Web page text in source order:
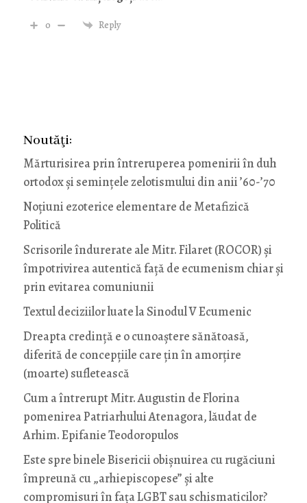
0 Reply
Noutăţi:
Mărturisirea prin întreruperea pomenirii în duh
ortodox și semințele zelotismului din anii ’60-’70
Noţiuni ezoterice elementare de Metafizică
Politică
Scrisorile îndurerate ale Mitr. Filaret (ROCOR) și
împotrivirea autentică față de ecumenism chiar și
prin evitarea comuniunii
Textul deciziilor luate la Sinodul V Ecumenic
Dreapta credință e o cunoaștere sănătoasă,
diferită de concepțiile care țin în amorțire
(moarte) sufletească
Cum a întrerupt Mitr. Augustin de Florina
pomenirea Patriarhului Atenagora, lăudat de
Arhim. Epifanie Teodoropulos
Este spre binele Bisericii obișnuirea cu rugăciuni
împreună cu „arhiepiscopese” și alte
compromisuri în fața LGBT sau schismaticilor?